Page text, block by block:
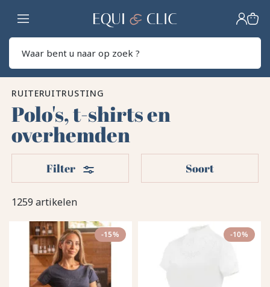
Home
RUITERUITRUSTING
Polo's, t-shirts en
overhemden
1259 artikelen
Filter Filters Soort
-15% -10%